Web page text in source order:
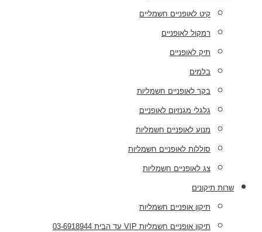
קיט לאופניים חשמליים
רמקול לאופניים
תיק לאופניים
בלמים
בקר לאופניים חשמליות
גלגלי מגנזיום לאופניים
מנוע לאופניים חשמליות
סוללות לאופניים חשמליות
צג לאופניים חשמליות
שרות תיקונים
תיקון אופניים חשמליות
תיקון אופניים חשמליות VIP עד הבית 03-6918944